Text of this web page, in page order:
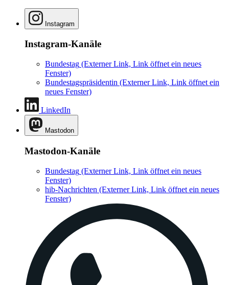
Instagram
Instagram-Kanäle
Bundestag (Externer Link, Link öffnet ein neues
Fenster)
Bundestagspräsidentin (Externer Link, Link öffnet ein
neues Fenster)
LinkedIn
Mastodon
Mastodon-Kanäle
Bundestag (Externer Link, Link öffnet ein neues
Fenster)
hib-Nachrichten (Externer Link, Link öffnet ein neues
Fenster)